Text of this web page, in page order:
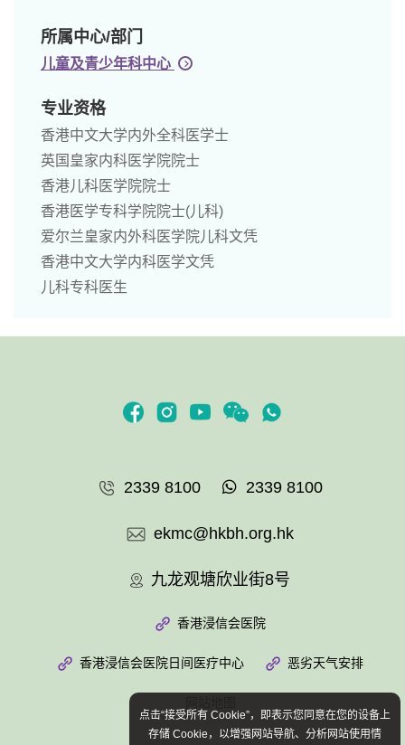
所属中心/部门
儿童及青少年科中心
专业资格
香港中文大学内外全科医学士
英国皇家内科医学院院士
香港儿科医学院院士
香港医学专科学院院士(儿科)
爱尔兰皇家内外科医学院儿科文凭
香港中文大学内科医学文凭
儿科专科医生
2339 8100 2339 8100
ekmc@hkbh.org.hk
九龙观塘欣业街8号
香港浸信会医院
香港浸信会医院日间医疗中心 恶劣天气安排
点击“接受所有 Cookie”，即表示您同意在您的设备上
存储 Cookie，以增强网站导航、分析网站使用情